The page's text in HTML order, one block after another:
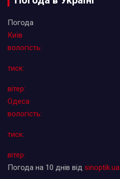
Погода
Київ
вологість:
тиск:
вітер:
Одеса
вологість:
тиск:
вітер:
Погода на 10 днів від sinoptik.ua